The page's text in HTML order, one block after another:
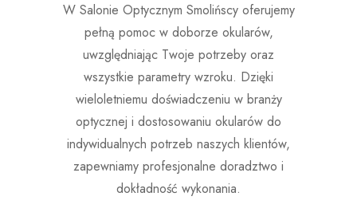
W Salonie Optycznym Smolińscy oferujemy
pełną pomoc w doborze okularów,
uwzględniając Twoje potrzeby oraz
wszystkie parametry wzroku. Dzięki
wieloletniemu doświadczeniu w branży
optycznej i dostosowaniu okularów do
indywidualnych potrzeb naszych klientów,
zapewniamy profesjonalne doradztwo i
dokładność wykonania.